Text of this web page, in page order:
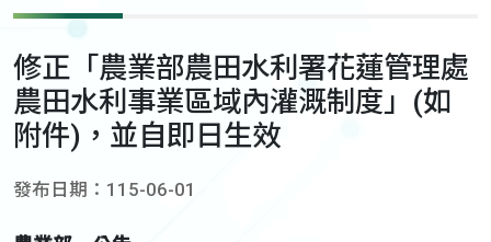
修正「農業部農田水利署花蓮管理處
農田水利事業區域內灌溉制度」(如
附件)，並自即日生效
發布日期：115-06-01